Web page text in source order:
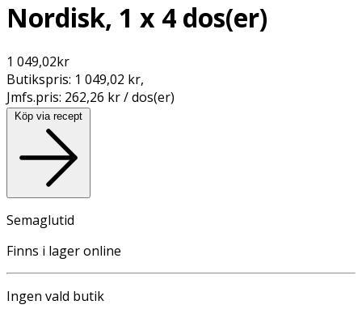
Nordisk, 1 x 4 dos(er)
1 049,02kr
Butikspris: 1 049,02 kr,
Jmfs.pris: 262,26 kr / dos(er)
Köp via recept
Semaglutid
Finns i lager online
Ingen vald butik